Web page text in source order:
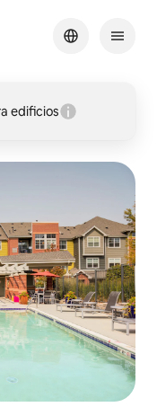
edificios